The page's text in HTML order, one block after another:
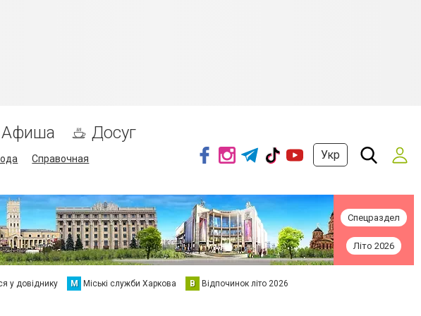
Афиша Досуг
Справочная
Укр
Спецраздел
Літо 2026
у довіднику М Міські служби Харкова В Відпочинок літо 2026